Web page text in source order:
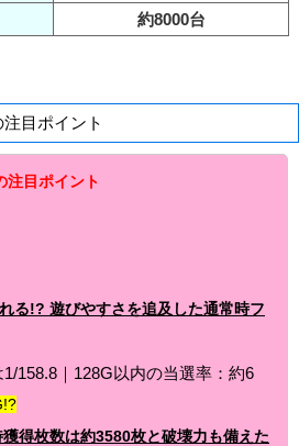
約8000台
目ポイント
注目ポイント
る!? 遊びやすさを追及した通常時フ
158.8｜128G以内の当選率：約6
獲得枚数は約3580枚と破壊力も備えた